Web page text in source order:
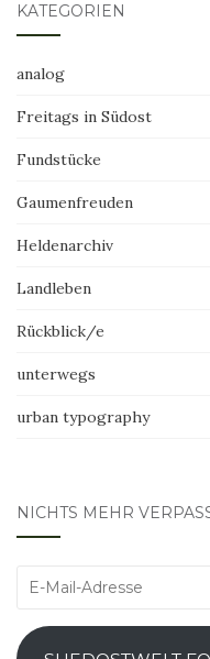
KATEGORIEN
analog
Freitags in Südost
Fundstücke
Gaumenfreuden
Heldenarchiv
Landleben
Rückblick/e
unterwegs
urban typography
NICHTS MEHR
E-
Adresse